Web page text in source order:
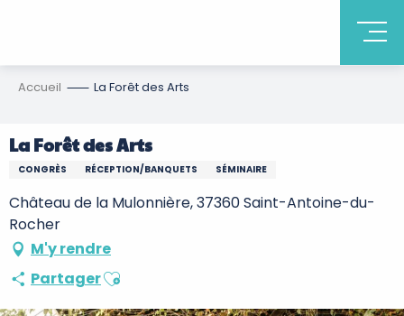
Accueil La Forêt des Arts
La Forêt des Arts
CONGRÈS RÉCEPTION/BANQUETS SÉMINAIRE
Château de la Mulonnière, 37360 Saint-Antoine-du-
Rocher
M'y rendre
PartagerAjouter aux favoris